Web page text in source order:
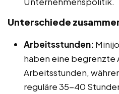
Unterschiede
Arbeitsstunden:
haben eine begrenzte
Arbeitsstunden,
reguläre 35-40